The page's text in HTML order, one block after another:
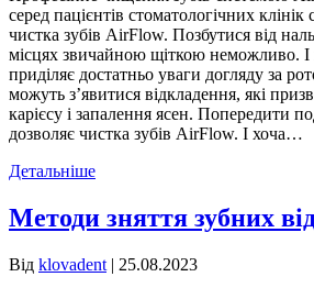
серед пацієнтів стоматологічних клінік
чистка зубів AirFlow. Позбутися від
місцях звичайною щіткою неможливо.
приділяє достатньо уваги догляду за
можуть з’явитися відкладення, які
карієсу і запалення ясен. Попередити
дозволяє чистка зубів AirFlow. І хоча…
Детальніше
Методи зняття зубних
Від klovadent | 25.08.2023